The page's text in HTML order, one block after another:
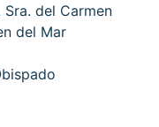
del Carmen
del Mar